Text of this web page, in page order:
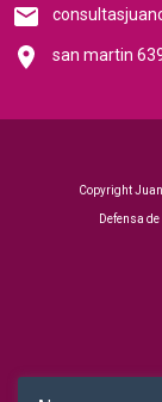
san martin
Copyright
Defensa